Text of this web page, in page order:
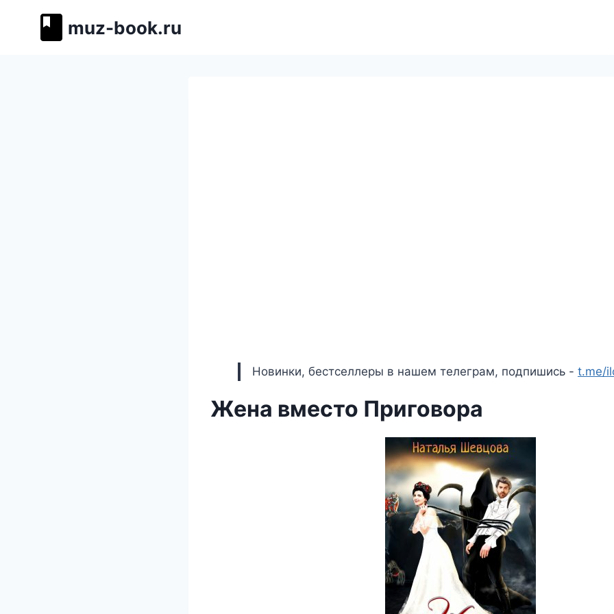
muz-book.ru
Новинки, бестселлеры в нашем телеграм, подпишись - t.me/
Жена вместо Приговора